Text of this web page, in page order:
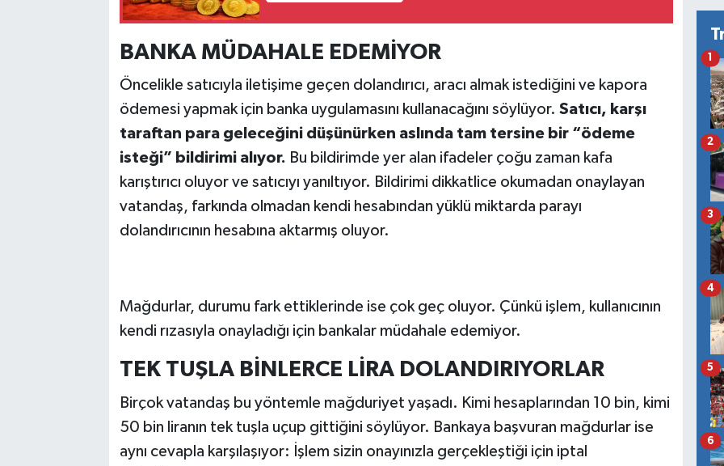
BANKA MÜDAHALE EDEMİYOR
Öncelikle satıcıyla iletişime geçen dolandırıcı, aracı almak istediğini ve kapora
ödemesi yapmak için banka uygulamasını kullanacağını söylüyor. Satıcı, karşı
taraftan para geleceğini düşünürken aslında tam tersine bir “ödeme
isteği” bildirimi alıyor. Bu bildirimde yer alan ifadeler çoğu zaman kafa
karıştırıcı oluyor ve satıcıyı yanıltıyor. Bildirimi dikkatlice okumadan onaylayan
vatandaş, farkında olmadan kendi hesabından yüklü miktarda parayı
dolandırıcının hesabına aktarmış oluyor.
Mağdurlar, durumu fark ettiklerinde ise çok geç oluyor. Çünkü işlem, kullanıcının
kendi rızasıyla onayladığı için bankalar müdahale edemiyor.
TEK TUŞLA BİNLERCE LİRA DOLANDIRIYORLAR
Birçok vatandaş bu yöntemle mağduriyet yaşadı. Kimi hesaplarından 10 bin, kimi
50 bin liranın tek tuşla uçup gittiğini söylüyor. Bankaya başvuran mağdurlar ise
aynı cevapla karşılaşıyor: İşlem sizin onayınızla gerçekleştiği için iptal
1
2
3
4
5
6